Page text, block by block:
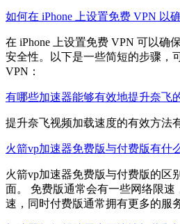
如何在 iPhone 上设置免费 VPN 以
在 iPhone 上设置免费 VPN 可以确
安全性。以下是一些简短的步骤，
VPN：
有哪些加速器能够有效地提升奈飞
提升奈飞视频加载速度的有效方法
火箭vp加速器免费版与付费版有什
火箭vp加速器免费版与付费版的区
面。 免费版通常会有一些网络限速
速，同时付费版通常拥有更多的服